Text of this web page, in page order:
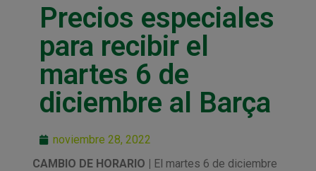
Precios especiales
para recibir el
martes 6 de
diciembre al Barça
noviembre 28, 2022
CAMBIO DE HORARIO | El martes 6 de diciembre